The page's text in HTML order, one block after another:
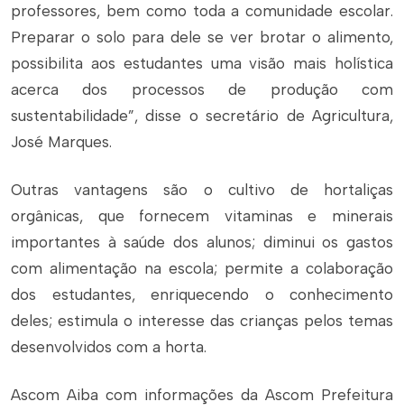
professores, bem como toda a comunidade escolar.
Preparar o solo para dele se ver brotar o alimento,
possibilita aos estudantes uma visão mais holística
acerca dos processos de produção com
sustentabilidade”, disse o secretário de Agricultura,
José Marques.
Outras vantagens são o cultivo de hortaliças
orgânicas, que fornecem vitaminas e minerais
importantes à saúde dos alunos; diminui os gastos
com alimentação na escola; permite a colaboração
dos estudantes, enriquecendo o conhecimento
deles; estimula o interesse das crianças pelos temas
desenvolvidos com a horta.
Ascom Aiba com informações da Ascom Prefeitura